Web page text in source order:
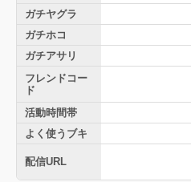
ガチヤグラ
ガチホコ
ガチアサリ
フレンドコー
ド
活動時間帯
よく使うブキ
配信URL